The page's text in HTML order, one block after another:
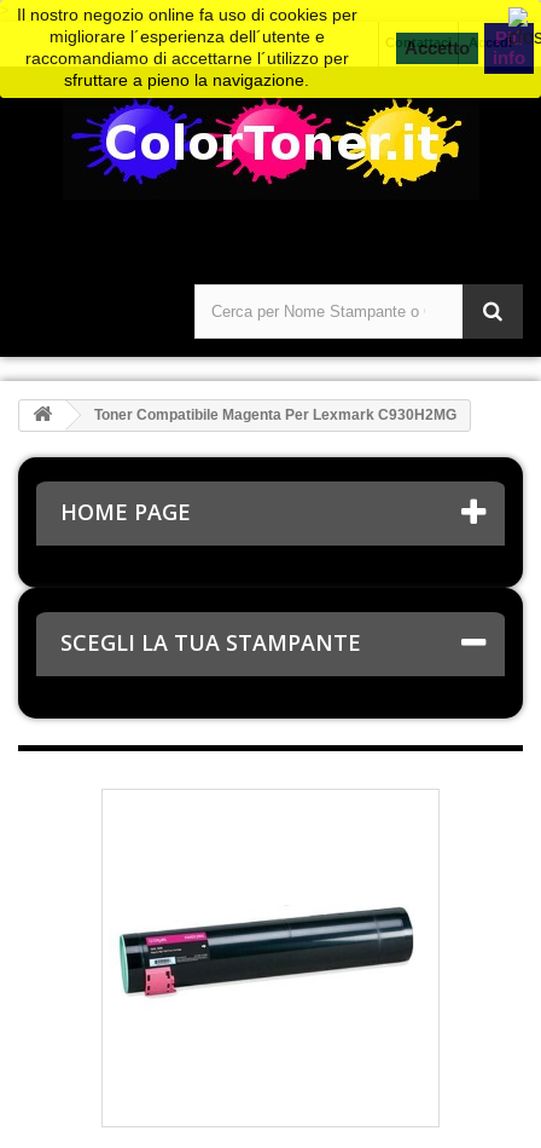
Accedi
Contattaci
Il nostro negozio online fa uso di cookies per
migliorare l´esperienza dell´utente e
raccomandiamo di accettarne l´utilizzo per
sfruttare a pieno la navigazione.
Piú
info
Toner Compatibile Magenta Per Lexmark C930H2MG
HOME PAGE
SCEGLI LA TUA STAMPANTE